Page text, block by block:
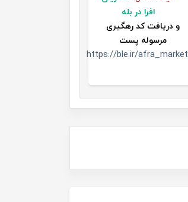
افرا در بله
و دریافت کد رهگیری
مرسوله پست
https://ble.ir/afra_market